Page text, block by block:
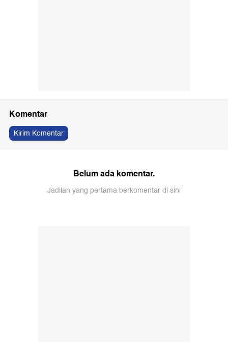
Komentar
Kirim Komentar
Belum ada komentar.
Jadilah yang pertama berkomentar di sini